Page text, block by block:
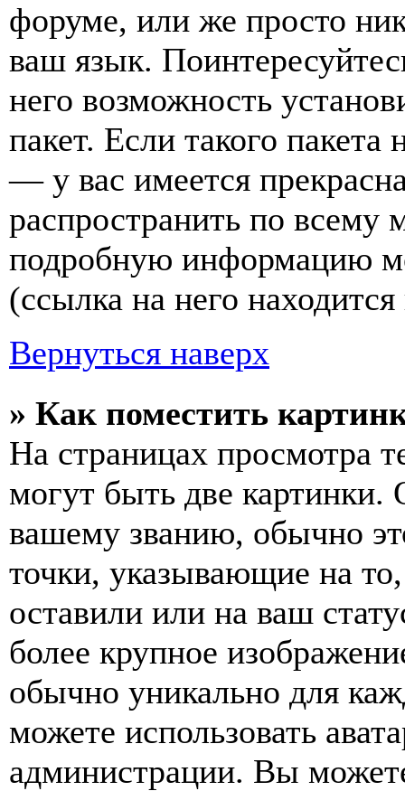
форуме, или же просто
ваш язык.
него возможность
пакет. Если такого пакета
— у вас имеется
распространить по
подробную информацию
(ссылка на него
Вернуться наверх
» Как поместить
На страницах просмотра
могут быть две картинки.
вашему званию, обычно
точки, указывающие на
оставили или на ваш
более крупное
обычно уникально для
можете использовать
администрации. Вы